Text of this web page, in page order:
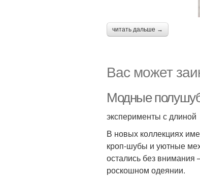
читать дальше →
Вас может
Модные
эксперименты с длиной
В новых коллекциях
кроп-шубы и уютные
остались без внимания
роскошном одеянии.